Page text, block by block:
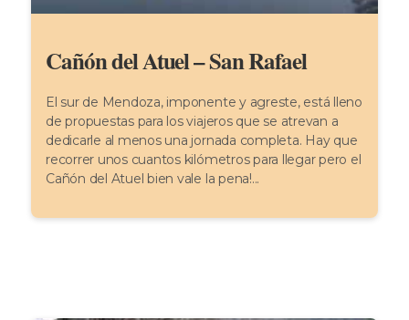
Cañón del Atuel – San Rafael
El sur de Mendoza, imponente y agreste, está lleno
de propuestas para los viajeros que se atrevan a
dedicarle al menos una jornada completa. Hay que
recorrer unos cuantos kilómetros para llegar pero el
Cañón del Atuel bien vale la pena!...